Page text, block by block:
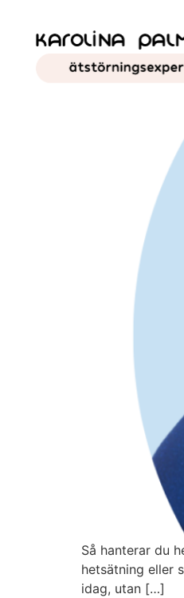
Så hanterar du
hetsätning eller
idag, utan […]